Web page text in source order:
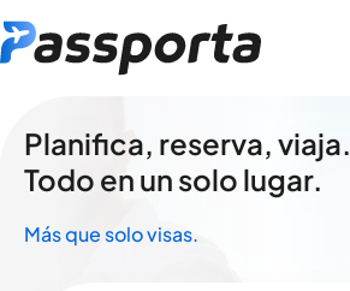
Planifica, reserva, viaja.
Todo en un solo lugar.
Más que solo visas.